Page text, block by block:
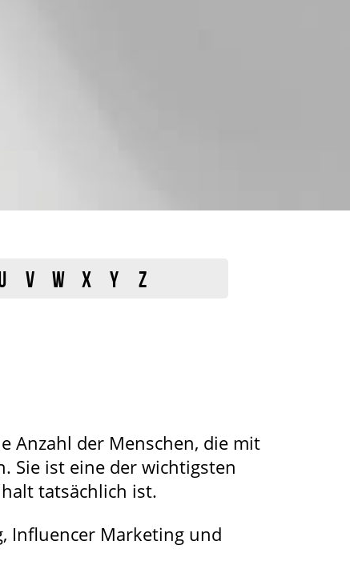
V W X Y Z
Anzahl der Menschen, die mit
Sie ist eine der wichtigsten
tatsächlich ist.
Influencer Marketing und